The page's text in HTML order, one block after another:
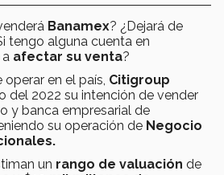
Banamex? ¿Dejará de
tengo alguna cuenta en
afectar su venta?
en el país, Citigroup
del 2022 su intención de vender
y banca empresarial de
su operación de Negocio
un rango de valuación de